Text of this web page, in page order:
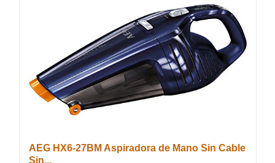
AEG HX6-27BM Aspiradora de Mano Sin Cable
Sin...